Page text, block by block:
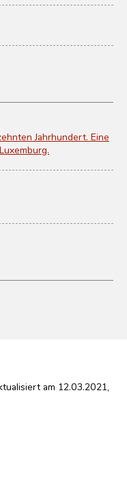
Jahrhundert. Eine
am 12.03.2021,